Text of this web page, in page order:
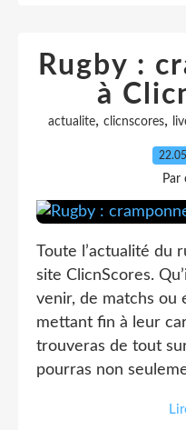
Rugby :
à
actualite, clicnscores,
Par
Toute l’actualité du
site ClicnScores.
venir, de matchs ou
mettant fin à leur
trouveras de tout
pourras non